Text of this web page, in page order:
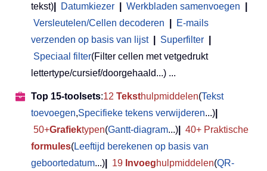
tekst)
Datumkiezer Werkbladen samenvoegen
Versleutelen/Cellen decoderen
E-mails
verzenden op basis van lijst
Superfilter
Speciaal filter(Filter cellen met vetgedrukt
lettertype/cursief/doorgehaald...) ...
Top 15-toolsets:12 Teksthulpmiddelen(Tekst
toevoegen,Specifieke tekens verwijderen...)
50+Grafiektypen(Gantt-diagram...)
40+ Praktische
formules(Leeftijd berekenen op basis van
geboortedatum...) 19 Invoeghulpmiddelen(QR-